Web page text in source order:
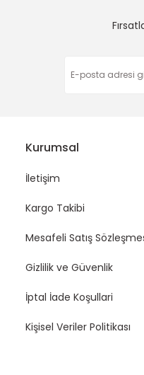
Kurumsal
İletişim
Kargo Takibi
Mesafeli Satış
Gizlilik ve Güvenlik
İptal İade Koşullari
Kişisel Veriler Politikası